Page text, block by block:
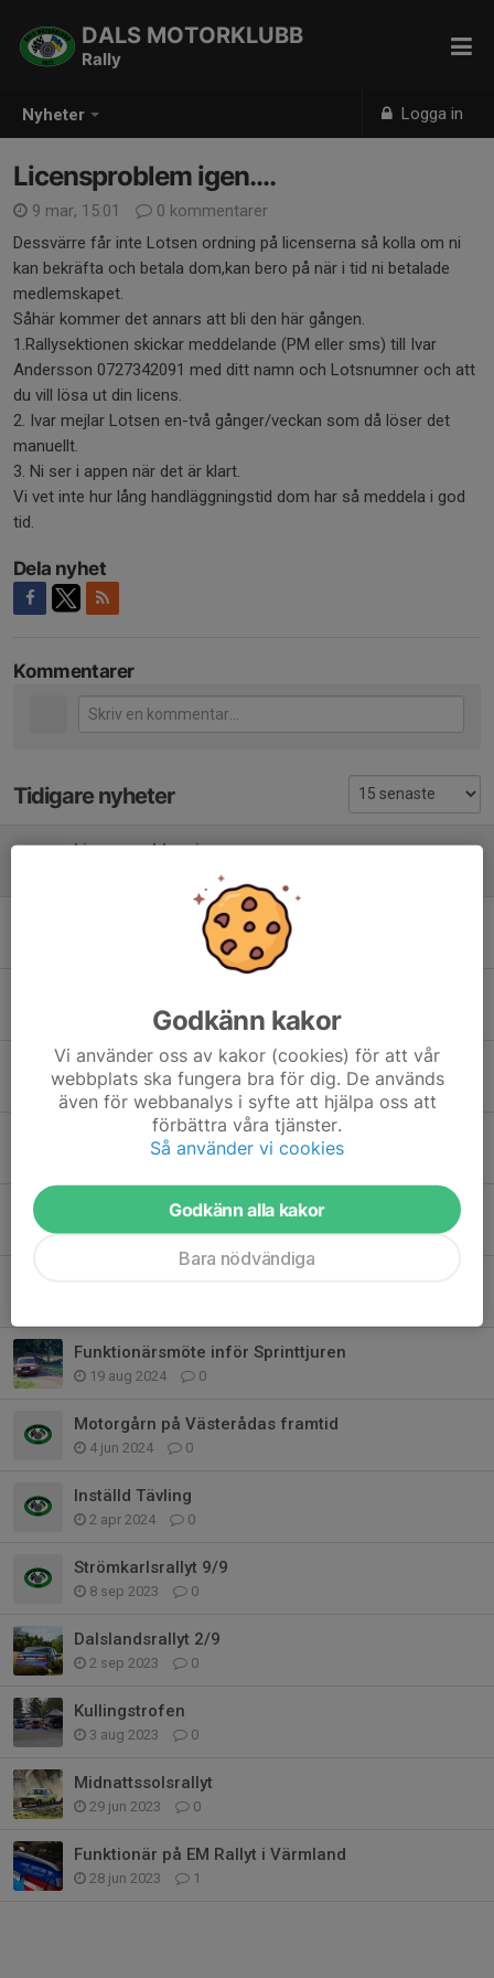
Nyheter Logga in
DALS MOTORKLUBB
Rally
Licensproblem igen....
9 mar, 15:01
0 kommentarer
Dessvärre får inte Lotsen ordning på licenserna så kolla om ni
kan bekräfta och betala dom,kan bero på när i tid ni betalade
medlemskapet.
Såhär kommer det annars att bli den här gången.
1.Rallysektionen skickar meddelande (PM eller sms) till Ivar
Andersson 0727342091 med ditt namn och Lotsnumner och att
du vill lösa ut din licens.
2. Ivar mejlar Lotsen en-två gånger/veckan som då löser det
manuellt.
3. Ni ser i appen när det är klart.
Vi vet inte hur lång handläggningstid dom har så meddela i god
tid.
Dela nyhet
Kommentarer
Tidigare nyheter
Licensproblem igen....
Påminnelse om Årsmöte o Årsfest Rallysektionen!!
21 jan, 08:27 0
ÅRSMÖTE&ÅRSFEST för RALLYSEKTIONEN
19 jan, 22:03 1
Årsmöte&Årsfest Rallysektionen!
5 jan 2025 0
Funktionärsmöte Rally
19 sep 2024 0
Funktionärsmöte inför Sprinttjuren
19 aug 2024 0
Motorgårn på Västerådas framtid
4 jun 2024 0
Inställd Tävling
2 apr 2024 0
Strömkarlsrallyt 9/9
8 sep 2023 0
Dalslandsrallyt 2/9
2 sep 2023 0
Kullingstrofen
3 aug 2023 0
Midnattssolsrallyt
29 jun 2023 0
Funktionär på EM Rallyt i Värmland
28 jun 2023 1
Godkänn kakor
Vi använder oss av kakor (cookies) för att vår
webbplats ska fungera bra för dig. De används
även för webbanalys i syfte att hjälpa oss att
förbättra våra tjänster.
Så använder vi cookies
Godkänn alla kakor
Bara nödvändiga